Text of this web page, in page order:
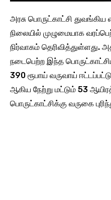
அரசு பொருட்காட்சி துவங்கிய
நிலையில் முழுமையாக
நிர்வாகம் தெரிவித்துள்ளது.
நடைபெற்ற இந்த
390 ரூபாய் வருவாய்
ஆகிய நேற்று மட்டும் 53
பொருட்காட்சிக்கு வருகை